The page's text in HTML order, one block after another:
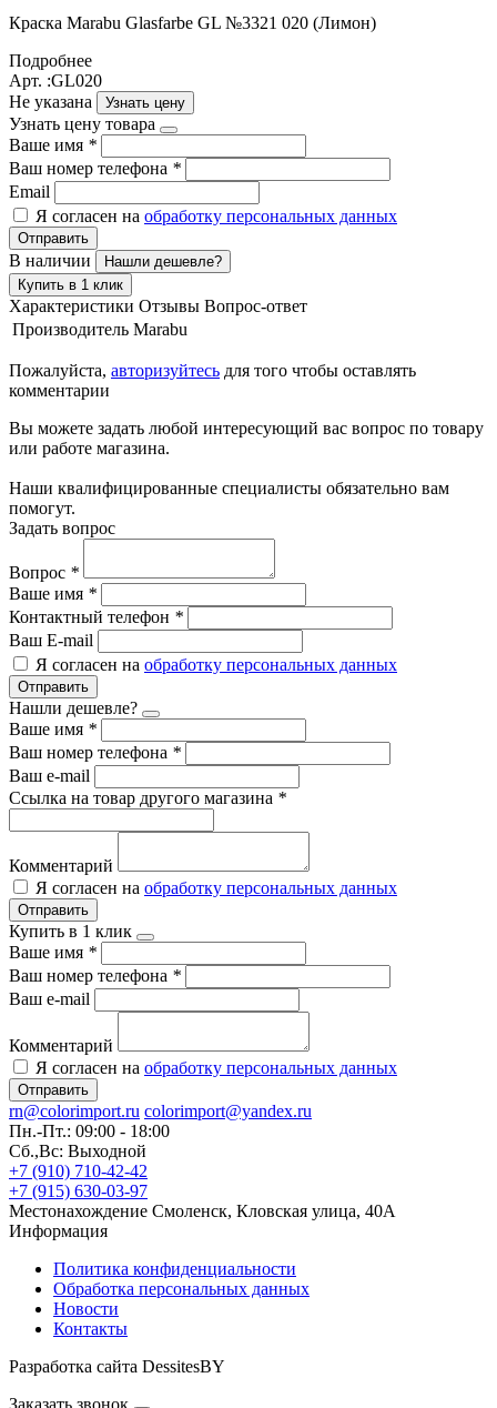
Краска Marabu Glasfarbe GL №3321 020 (Лимон)
Подробнее
Арт. :GL020
Не указана
Узнать цену
Узнать цену товара
Ваше имя *
Ваш номер телефона *
Email
Я согласен на обработку персональных данных
Отправить
В наличии
Нашли дешевле?
Купить в 1 клик
Характеристики Отзывы Вопрос-ответ
Производитель Marabu
Пожалуйста, авторизуйтесь для того чтобы оставлять
комментарии
Вы можете задать любой интересующий вас вопрос по товару
или работе магазина.
Наши квалифицированные специалисты обязательно вам
помогут.
Задать вопрос
Вопрос *
Ваше имя *
Контактный телефон *
Ваш E-mail
Я согласен на обработку персональных данных
Отправить
Нашли дешевле?
Ваше имя *
Ваш номер телефона *
Ваш e-mail
Ссылка на товар другого магазина *
Комментарий
Я согласен на обработку персональных данных
Отправить
Купить в 1 клик
Ваше имя *
Ваш номер телефона *
Ваш e-mail
Комментарий
Я согласен на обработку персональных данных
Отправить
rn@colorimport.ru colorimport@yandex.ru
Пн.-Пт.: 09:00 - 18:00
Сб.,Вс: Выходной
+7 (910) 710-42-42
+7 (915) 630-03-97
Местонахождение Смоленск, Кловская улица, 40А
Информация
Политика конфиденциальности
Обработка персональных данных
Новости
Контакты
Разработка сайта DessitesBY
Заказать звонок